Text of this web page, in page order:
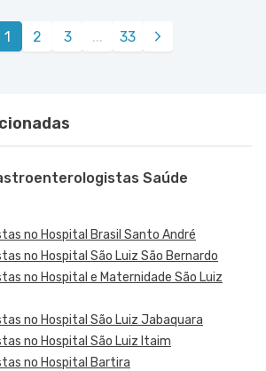
nr. 4617 - Capao
SP311 - Vila Buarque, Sao
nr. 690 Sala 71 No 7°
Paulo - SP
1 2 3 ... 33
Saúde
no Hospital Brasil Santo André
no Hospital São Luiz São Bernardo
no Hospital e Maternidade São Luiz
no Hospital São Luiz Jabaquara
no Hospital São Luiz Itaim
no Hospital Bartira